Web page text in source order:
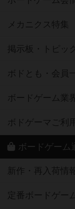
メカニクス特集
掲示板・トピッ
ボドとも・会員
ボードゲーム業
ボドゲーマご利
ボードゲーム
新作・再入荷情
定番ボードゲー